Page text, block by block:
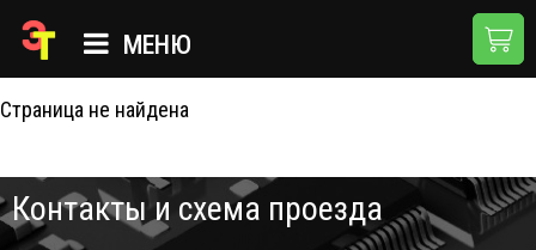
МЕНЮ
ГЛАВНАЯ
О КОМПАНИИ
404
Страница не найдена
Контакты и схема проезда